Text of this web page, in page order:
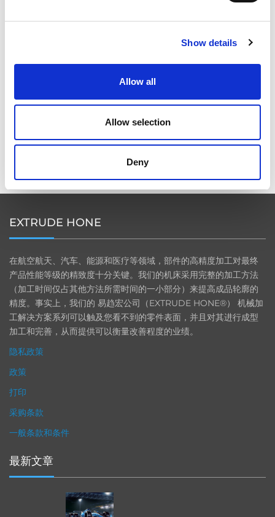
Show details
Allow all
Allow selection
Deny
航空航天业齐聚柏林
ICAM 25：涡轮机械更锐利的边缘，更强劲的引擎
EXTRUDE HONE
在航空航天、汽车、能源和医疗等领域，部件的高精度加工对最终
产品性能等级的精致度十分关键。我们的机床采用完整的加工方法
（加工时间仅占其他方法所需时间的一小部分）来提高成品轮廓的
精度。事实上，我们的 易趋宏公司（EXTRUDE HONE®） 机械加
工解决方案系列可以触及您看不到的零件表面，并且对其进行成型
加工和完善，从而提供可以衡量改善程度的业绩。
隐私政策
政策
打印
采购条款
一般条款和条件
最新文章